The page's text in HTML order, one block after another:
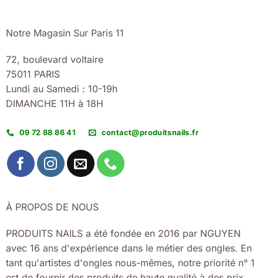
Notre Magasin Sur Paris 11
72, boulevard voltaire
75011 PARIS
Lundi au Samedi : 10-19h
DIMANCHE 11H à 18H
09 72 88 86 41 contact@produitsnails.fr
À PROPOS DE NOUS
PRODUITS NAILS a été fondée en 2016 par NGUYEN
avec 16 ans d'expérience dans le métier des ongles. En
tant qu'artistes d'ongles nous-mêmes, notre priorité n° 1